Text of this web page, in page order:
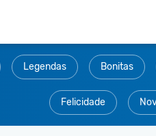
Legendas Bonitas
Felicidade